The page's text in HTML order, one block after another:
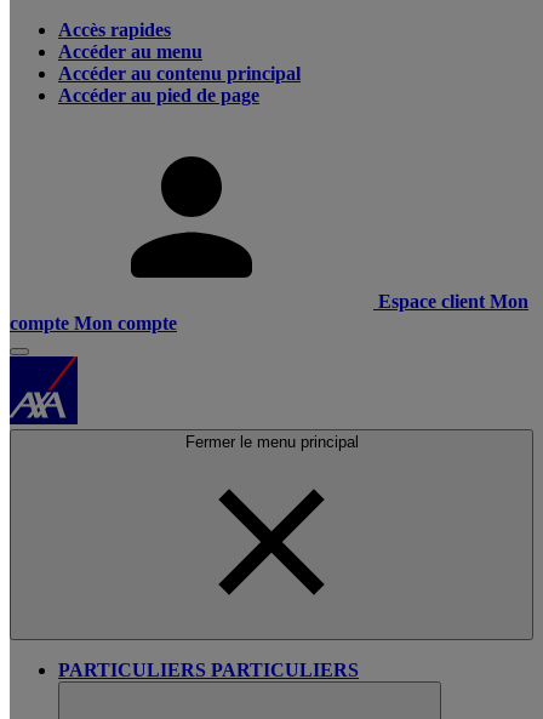
Accès rapides
Accéder au menu
Accéder au contenu principal
Accéder au pied de page
Espace client Mon
compte Mon compte
Fermer le menu principal
PARTICULIERS PARTICULIERS